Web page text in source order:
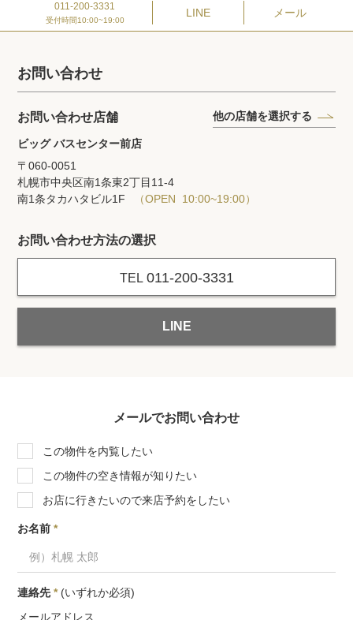
011-200-3331
受付時間10:00~19:00
LINE メール
お問い合わせ
お問い合わせ店舗 他の店舗を選択する
ビッグ バスセンター前店
〒060-0051
札幌市中央区南1条東2丁目11‐4
南1条タカハタビル1F
（OPEN 10:00~19:00）
お問い合わせ方法の選択
TEL 011-200-3331
LINE
メールでお問い合わせ
この物件を内覧したい
この物件の空き情報が知りたい
お店に行きたいので来店予約をしたい
お名前*
連絡先* (いずれか必須)
メールアドレス